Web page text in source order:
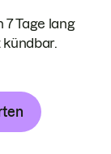
7 Tage lang
kündbar.